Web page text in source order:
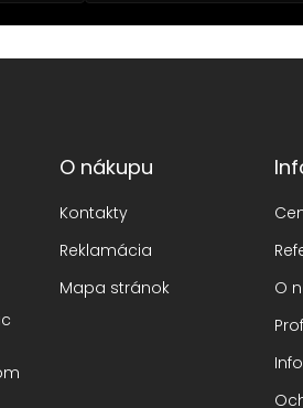
O nákupu
Kontakty
Reklamácia
Mapa stránok
O